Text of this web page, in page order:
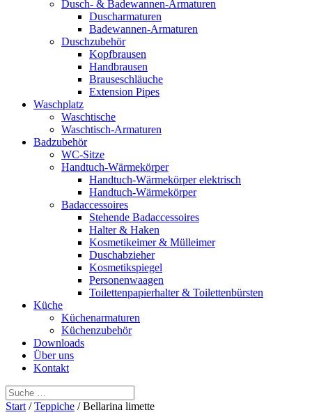
Dusch- & Badewannen-Armaturen
Duscharmaturen
Badewannen-Armaturen
Duschzubehör
Kopfbrausen
Handbrausen
Brauseschläuche
Extension Pipes
Waschplatz
Waschtische
Waschtisch-Armaturen
Badzubehör
WC-Sitze
Handtuch-Wärmekörper
Handtuch-Wärmekörper elektrisch
Handtuch-Wärmekörper
Badaccessoires
Stehende Badaccessoires
Halter & Haken
Kosmetikeimer & Mülleimer
Duschabzieher
Kosmetikspiegel
Personenwaagen
Toilettenpapierhalter & Toilettenbürsten
Küche
Küchenarmaturen
Küchenzubehör
Downloads
Über uns
Kontakt
Start /Teppiche / Bellarina limette